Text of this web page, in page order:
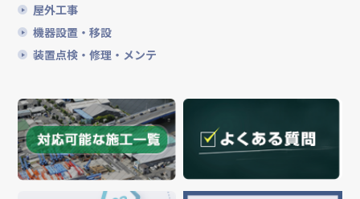
屋外工事
機器設置・移設
装置点検・修理・メンテ